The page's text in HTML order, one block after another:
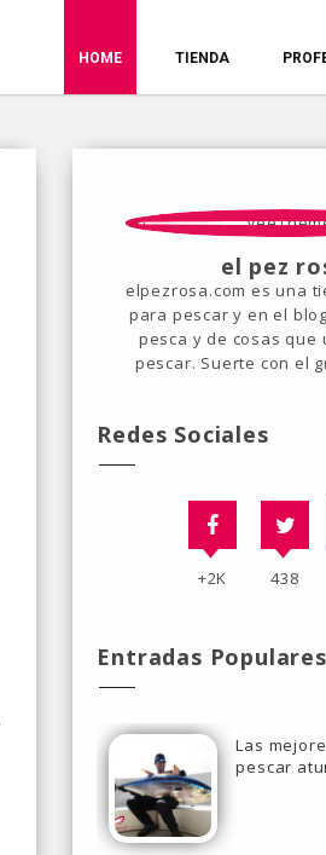
HOME TIENDA
el pez
elpezrosa.com es una
para pescar y en el
pesca y de cosas que
pescar. Suerte con el
Redes Sociales
+2K 438
Entradas Populares
Las
pescar